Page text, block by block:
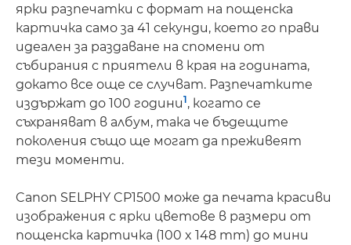
ярки разпечатки с формат на пощенска
картичка само за 41 секунди, което го прави
идеален за раздаване на спомени от
събирания с приятели в края на годината,
докато все още се случват. Разпечатките
издържат до 100 години1, когато се
съхраняват в албум, така че бъдещите
поколения също ще могат да преживеят
тези моменти.
Canon SELPHY CP1500 може да печата красиви
изображения с ярки цветове в размери от
пощенска картичка (100 x 148 mm) до мини